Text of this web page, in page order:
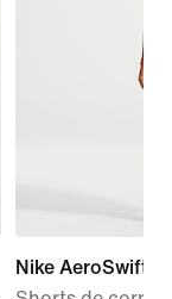
Nike AeroSwift